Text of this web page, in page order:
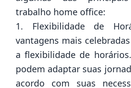
trabalho home office:
1. Flexibilidade de
vantagens mais
a flexibilidade de
podem adaptar suas
acordo com suas